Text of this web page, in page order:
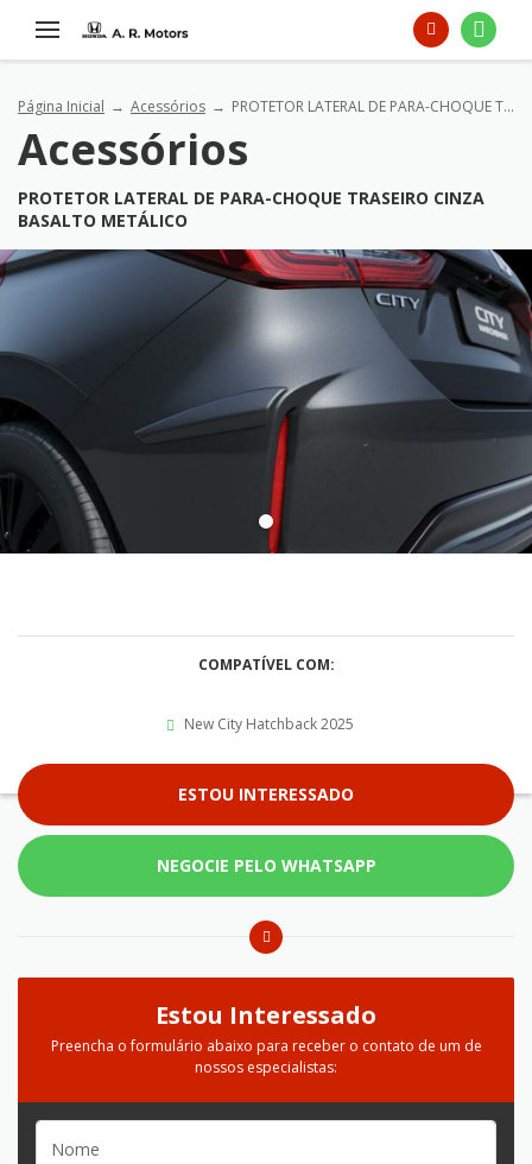
Página Inicial Acessórios PROTETOR LATERAL DE PARA-CHOQUE TRASEIRO Cinza basalto metálico
Acessórios
PROTETOR LATERAL DE PARA-CHOQUE TRASEIRO CINZA
BASALTO METÁLICO
COMPATÍVEL COM:
New City Hatchback 2025
ESTOU INTERESSADO
NEGOCIE PELO WHATSAPP
Estou Interessado
Preencha o formulário abaixo para receber o contato de um de
nossos especialistas: